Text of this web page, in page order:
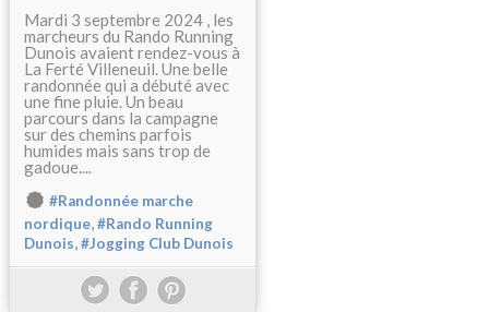
Mardi 3 septembre 2024 , les
marcheurs du Rando Running
Dunois avaient rendez-vous à
La Ferté Villeneuil. Une belle
randonnée qui a débuté avec
une fine pluie. Un beau
parcours dans la campagne
sur des chemins parfois
humides mais sans trop de
gadoue....
#Randonnée marche
nordique,#Rando Running
Dunois,#Jogging Club Dunois